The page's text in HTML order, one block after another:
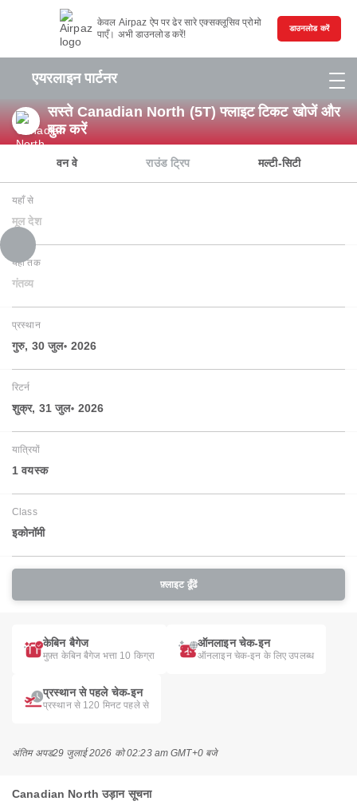
केवल Airpaz ऐप पर ढेर सारे एक्सक्लूसिव प्रोमो
पाएँ। अभी डाउनलोड करें!
डाउनलोड करें
एयरलाइन पार्टनर
सस्ते Canadian North (5T) फ्लाइट टिकट खोजें और
बुक करें
वन वे राउंड ट्रिप मल्टी-सिटी
यहाँ से
मूल देश
यहाँ तक
गंतव्य
प्रस्थान
गुरु, 30 जुल॰ 2026
रिटर्न
शुक्र, 31 जुल॰ 2026
यात्रियों
1 वयस्‍क
Class
इकोनॉमी
फ़्लाइट ढूँढें
केबिन बैगेज
मुफ़्त केबिन बैगेज भत्ता 10 किग्रा
ऑनलाइन चेक-इन
ऑनलाइन चेक-इन के लिए उपलब्ध
प्रस्थान से पहले चेक-इन
प्रस्थान से 120 मिनट पहले से
अंतिम अपड29 जुलाई 2026 को 02:23 am GMT+0 बजे
Canadian North उड़ान सूचना